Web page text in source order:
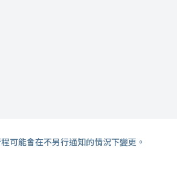
可能會在不另行通知的情況下變更。